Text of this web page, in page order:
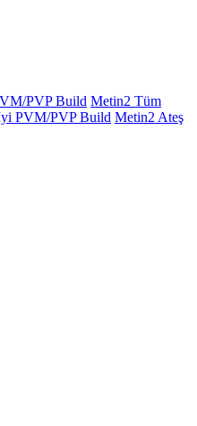
PVP Build Metin2 Tüm
İyi PVM/PVP Build Metin2 Ateş